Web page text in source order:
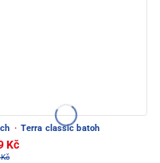
· Terra classic batoh
Kč